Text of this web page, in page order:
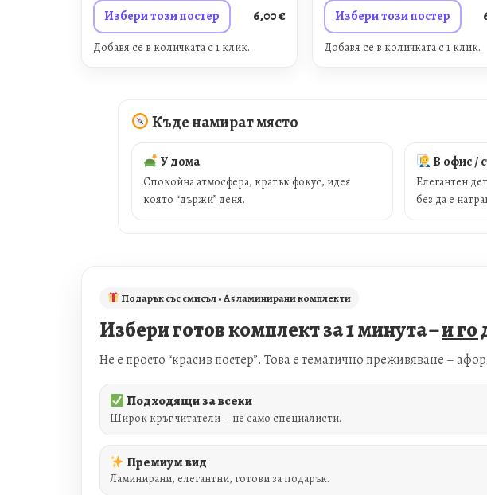
Избери този постер 6,00€
Добавя се в количката с 1 клик.
Избери този постер
Добавя се в количката с 1 клик.
Къде намират място
У дома
Спокойна атмосфера, кратък фокус, идея
която “държи” деня.
В офис /
Елегантен
без да е
Подарък със смисъл • A5 ламинирани комплекти
Избери готов комплект за 1 минута –и го
Не е просто “красив постер”. Това е тематично преживяване –
Подходящи за всеки
Широк кръг читатели – не само специалисти.
Премиум вид
Ламинирани, елегантни, готови за подарък.